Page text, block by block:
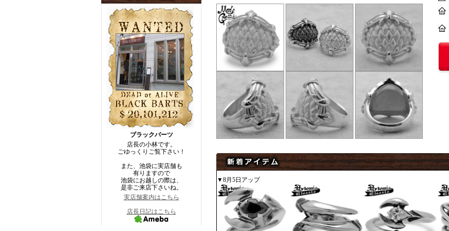
ブラックバーツ
店長の小林です。
ごゆっくりご覧下さい！
また、池袋に実店舗も
有りますので
池袋にお越しの際は、
是非ご来店下さいね。
実店舗案内はこちら
店長日記はこちら
▼8月5日アップ